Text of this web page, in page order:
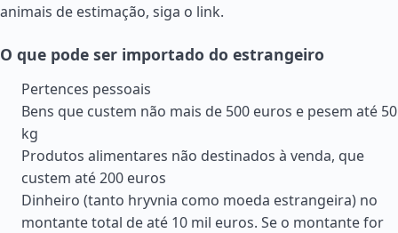
animais de estimação, siga o link.
O que pode ser importado do estrangeiro
Pertences pessoais
Bens que custem não mais de 500 euros e pesem até 50
kg
Produtos alimentares não destinados à venda, que
custem até 200 euros
Dinheiro (tanto hryvnia como moeda estrangeira) no
montante total de até 10 mil euros. Se o montante for